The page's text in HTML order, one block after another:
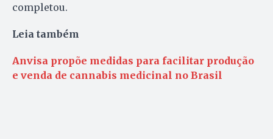
completou.
Leia também
Anvisa propõe medidas para facilitar produção
e venda de cannabis medicinal no Brasil